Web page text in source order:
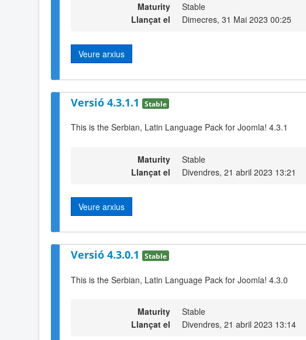
Maturity
Stable
Llançat el
Dimecres, 31 Mai 2023 00:25
Veure arxius
Versió 4.3.1.1 Stable
This is the Serbian, Latin Language Pack for Joomla! 4.3.1
Maturity
Stable
Llançat el
Divendres, 21 abril 2023 13:21
Veure arxius
Versió 4.3.0.1 Stable
This is the Serbian, Latin Language Pack for Joomla! 4.3.0
Maturity
Stable
Llançat el
Divendres, 21 abril 2023 13:14